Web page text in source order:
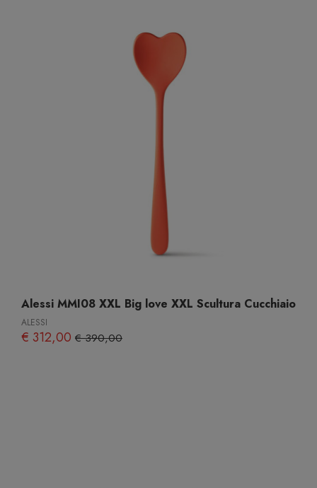
Alessi MMI08 XXL Big love XXL Scultura Cucchiaio
ALESSI
€ 312,00 € 390,00